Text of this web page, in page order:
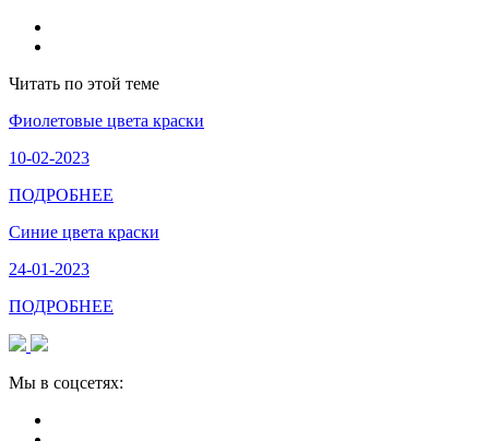
Читать по этой теме
Фиолетовые цвета краски
10-02-2023
ПОДРОБНЕЕ
Синие цвета краски
24-01-2023
ПОДРОБНЕЕ
Мы в соцсетях: